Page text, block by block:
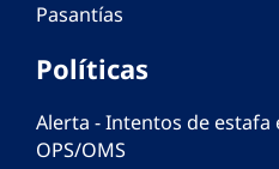
Pasantías
Políticas
Alerta - Intentos de estafa
OPS/OMS